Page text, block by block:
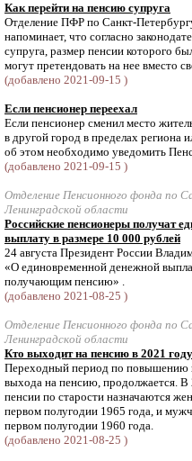
Как перейти на пенсию супруга
Отделение ПФР по Санкт-
напоминает, что согласно
супруга, размер пенсии которого
могут претендовать на нее вместо
(добавлено 2021-09-15 )
Если пенсионер переехал
Если пенсионер сменил место
в другой город в пределах региона
об этом необходимо уведомить
(добавлено 2021-09-15 )
Отделение Пенсионного фонда по
Ленинградской области
Российские пенсионеры получат
выплату в размере 10 000 рублей
24 августа Президент России
«О единовременной денежной
получающим пенсию» .
(добавлено 2021-08-25 )
Отделение Пенсионного фонда по
Ленинградской области
Кто выходит на пенсию в 2021 году
Переходный период по повышению
выхода на пенсию, продолжается. В
пенсии по старости назначаются
первом полугодии 1965 года, и
первом полугодии 1960 года.
(добавлено 2021-08-25 )